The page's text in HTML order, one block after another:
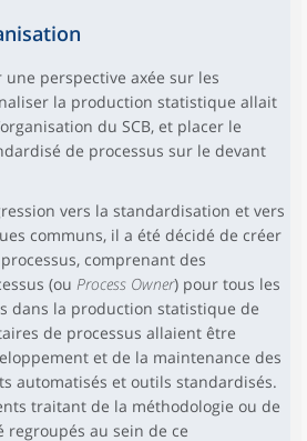
une perspective axée sur les
la production statistique allait
du SCB, et placer le
de processus sur le devant
vers la standardisation et vers
communs, il a été décidé de créer
comprenant des
(ou Process Owner) pour tous les
dans la production statistique de
de processus allaient être
et de la maintenance des
automatisés et outils standardisés.
traitant de la méthodologie ou de
regroupés au sein de ce